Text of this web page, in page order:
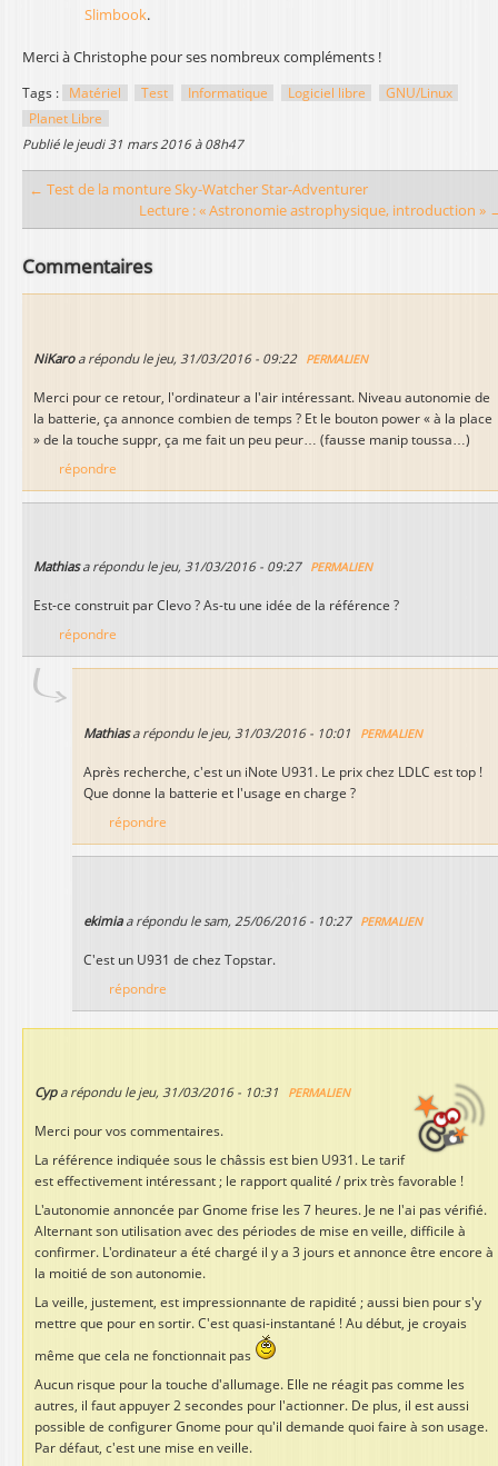
Slimbook.
Merci à Christophe pour ses nombreux compléments !
Tags : Matériel Test Informatique Logiciel libre
GNU/Linux
Planet Libre
publié le jeudi 31 mars 2016 à 08h47
← Test de la monture Sky-Watcher Star-Adventurer
Lecture : « Astronomie astrophysique, introduction »
Commentaires
NiKaroa répondu le jeu, 31/03/2016 - 09:22 PERMALIEN
Merci pour ce retour, l'ordinateur a l'air intéressant. Niveau autonomie de
la batterie, ça annonce combien de temps ? Et le bouton power « à la place
» de la touche suppr, ça me fait un peu peur… (fausse manip toussa…)
répondre
Mathiasa répondu le jeu, 31/03/2016 - 09:27 PERMALIEN
Est-ce construit par Clevo ? As-tu une idée de la référence ?
répondre
Mathiasa répondu le jeu, 31/03/2016 - 10:01 PERMALIEN
Après recherche, c'est un iNote U931. Le prix chez LDLC est top !
Que donne la batterie et l'usage en charge ?
répondre
ekimiaa répondu le sam, 25/06/2016 - 10:27 PERMALIEN
C'est un U931 de chez Topstar.
répondre
Cypa répondu le jeu, 31/03/2016 - 10:31 PERMALIEN
Merci pour vos commentaires.
La référence indiquée sous le châssis est bien U931. Le tarif
est effectivement intéressant ; le rapport qualité / prix très favorable !
L'autonomie annoncée par Gnome frise les 7 heures. Je ne l'ai pas vérifié.
Alternant son utilisation avec des périodes de mise en veille, difficile à
confirmer. L'ordinateur a été chargé il y a 3 jours et annonce être encore à
la moitié de son autonomie.
La veille, justement, est impressionnante de rapidité ; aussi bien pour s'y
mettre que pour en sortir. C'est quasi-instantané ! Au début, je croyais
même que cela ne fonctionnait pas
Aucun risque pour la touche d'allumage. Elle ne réagit pas comme les
autres, il faut appuyer 2 secondes pour l'actionner. De plus, il est aussi
possible de configurer Gnome pour qu'il demande quoi faire à son usage.
Par défaut, c'est une mise en veille.